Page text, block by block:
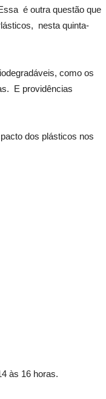
é outra questão que
nesta quinta-
como os
E providências
dos plásticos nos
às 16 horas.